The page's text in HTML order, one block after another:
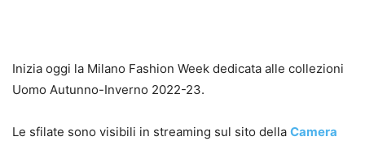
Inizia oggi la Milano Fashion Week dedicata alle collezioni
Uomo Autunno-Inverno 2022-23.
Le sfilate sono visibili in streaming sul sito della Camera